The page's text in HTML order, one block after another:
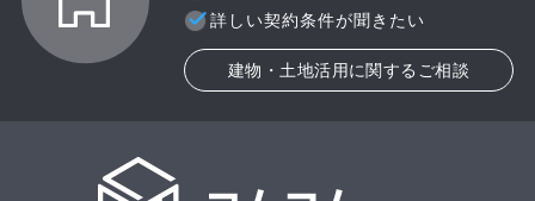
詳しい契約条件が聞きたい
建物・土地活用に関するご相談